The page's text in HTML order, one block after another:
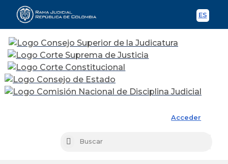
ES
Acceder
Buscar